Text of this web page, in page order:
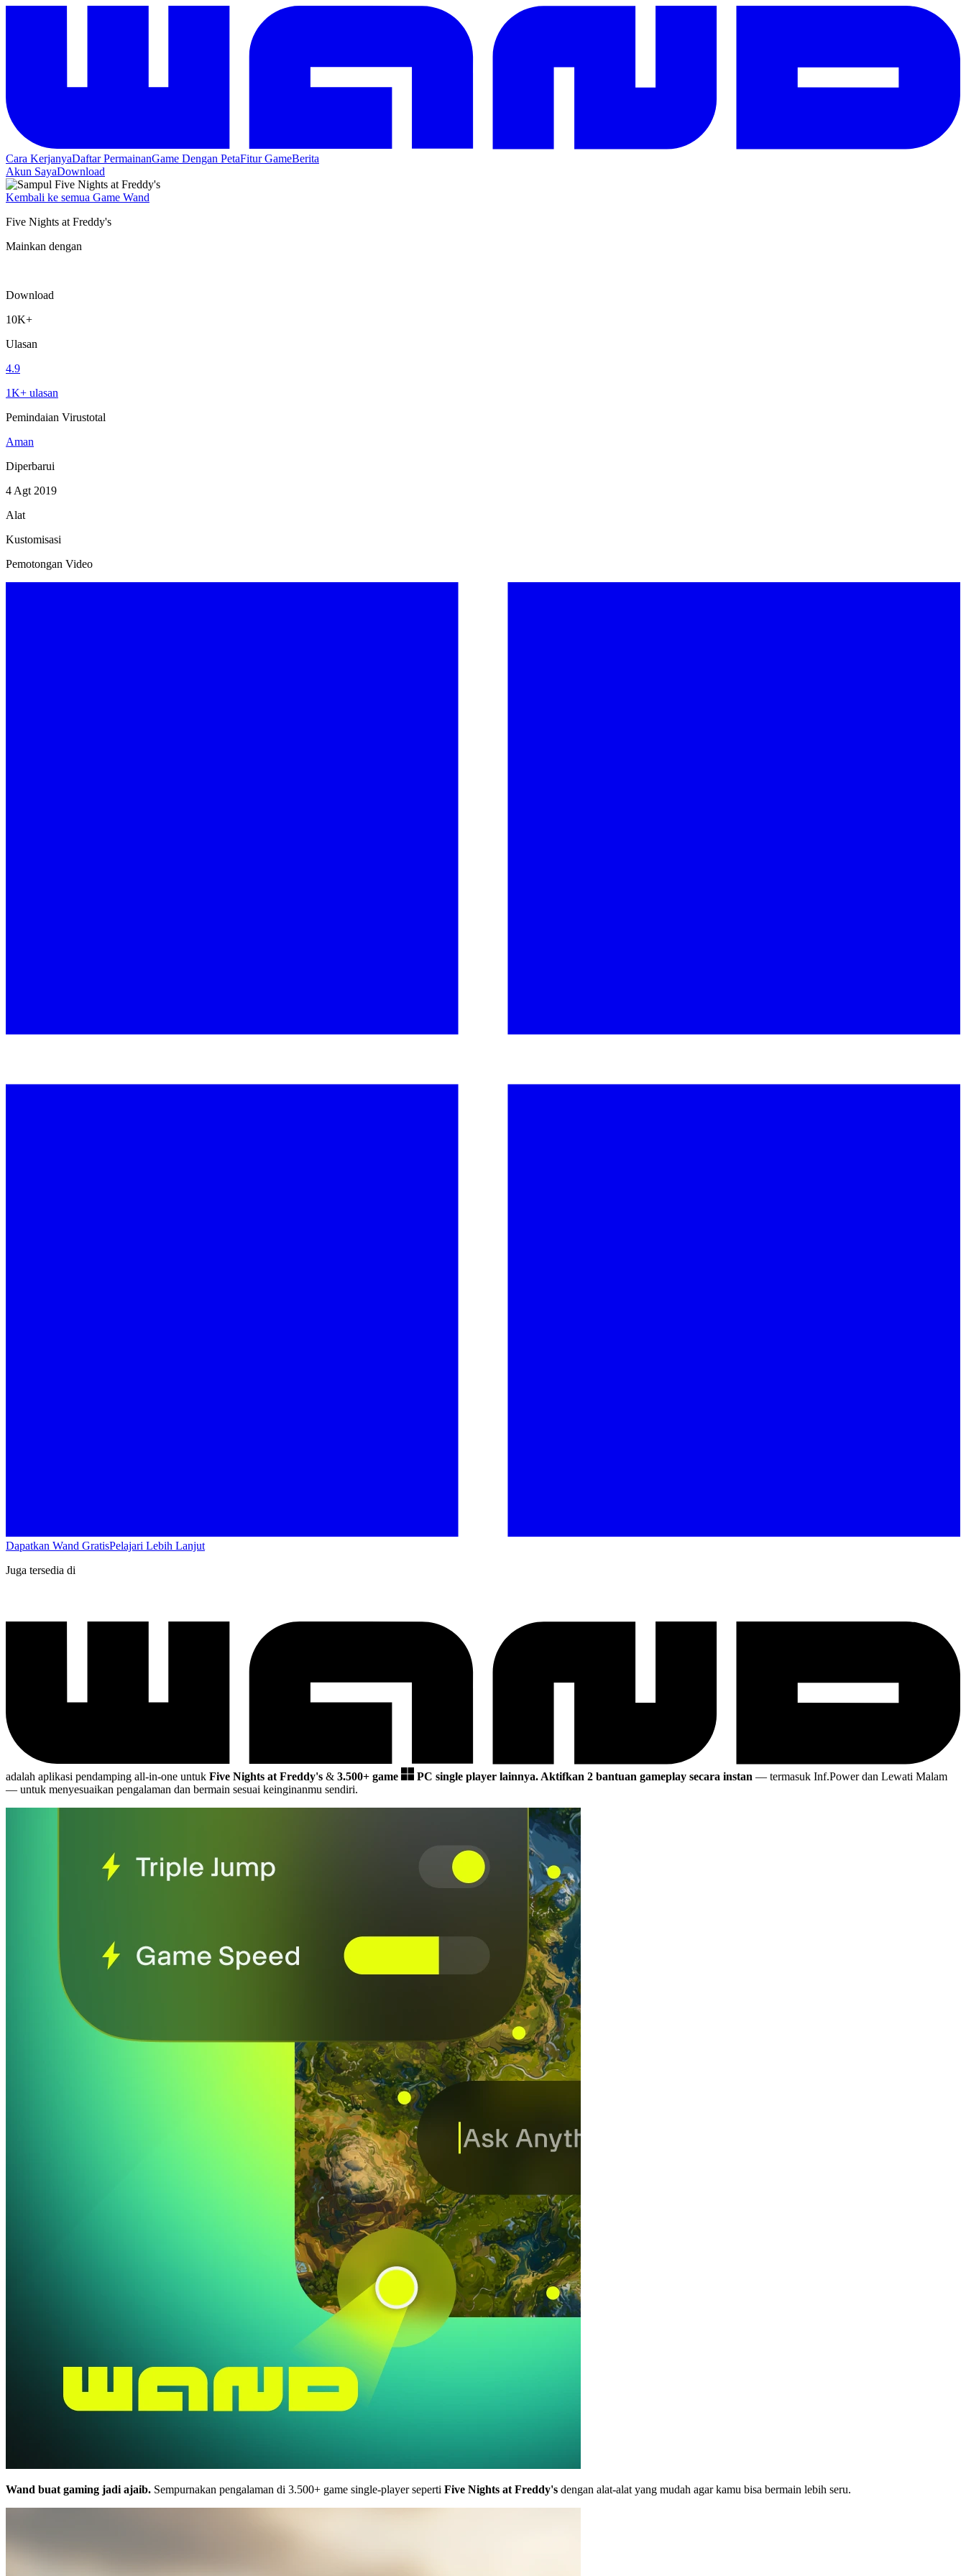
Cara KerjanyaDaftar PermainanGame Dengan PetaFitur GameBerita
Akun SayaDownload
Kembali ke semua Game Wand
Five Nights at Freddy's
Mainkan dengan
Download
10K+
Ulasan
4.9
1K+ ulasan
Pemindaian Virustotal
Aman
Diperbarui
4 Agt 2019
Alat
Kustomisasi
Pemotongan Video
Dapatkan Wand GratisPelajari Lebih Lanjut
Juga tersedia di
adalah aplikasi pendamping all-in-one untuk Five Nights at Freddy's & 3.500+ game PC single player lainnya. Aktifkan 2 bantuan gameplay secara instan — termasuk Inf.Power dan Lewati Malam
— untuk menyesuaikan pengalaman dan bermain sesuai keinginanmu sendiri.
Wand buat gaming jadi ajaib. Sempurnakan pengalaman di 3.500+ game single-player seperti Five Nights at Freddy's dengan alat-alat yang mudah agar kamu bisa bermain lebih seru.